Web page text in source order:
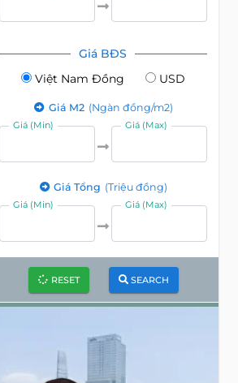
Giá BĐS
Việt Nam Đồng
USD
Giá M2 (Ngàn đồng/m2)
Giá (Min) Giá (Max)
Giá Tổng (Triệu đồng)
Giá (Min) Giá (Max)
RESET SEARCH